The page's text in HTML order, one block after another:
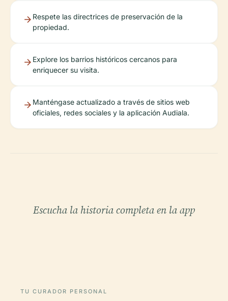
Respete las directrices de preservación de la
propiedad.
Explore los barrios históricos cercanos para
enriquecer su visita.
Manténgase actualizado a través de sitios web
oficiales, redes sociales y la aplicación Audiala.
Escucha la historia completa en la app
TU CURADOR PERSONAL